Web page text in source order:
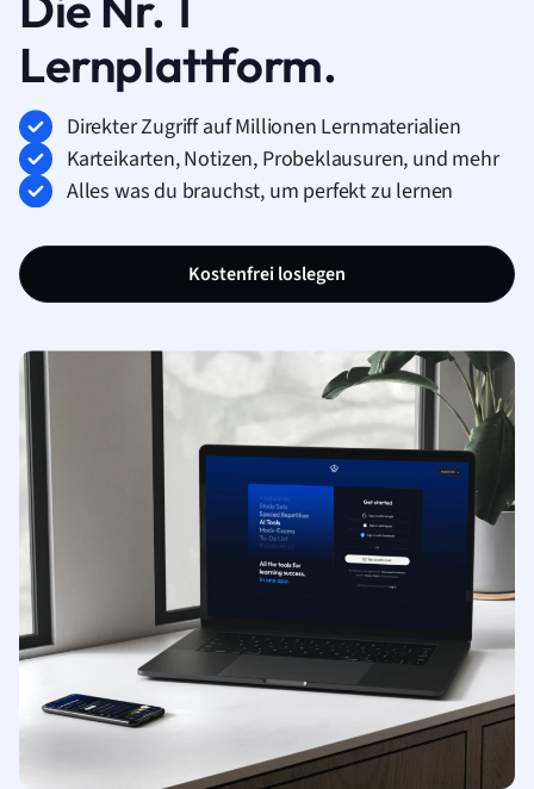
Lernplattform.
Direkter Zugriff auf Millionen Lernmaterialien
Karteikarten, Notizen, Probeklausuren, und mehr
Alles was du brauchst, um perfekt zu lernen
Kostenfrei loslegen